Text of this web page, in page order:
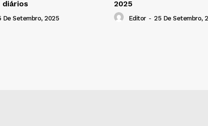
De Setembro, 2025
2025
Editor - 25 De Setembro,